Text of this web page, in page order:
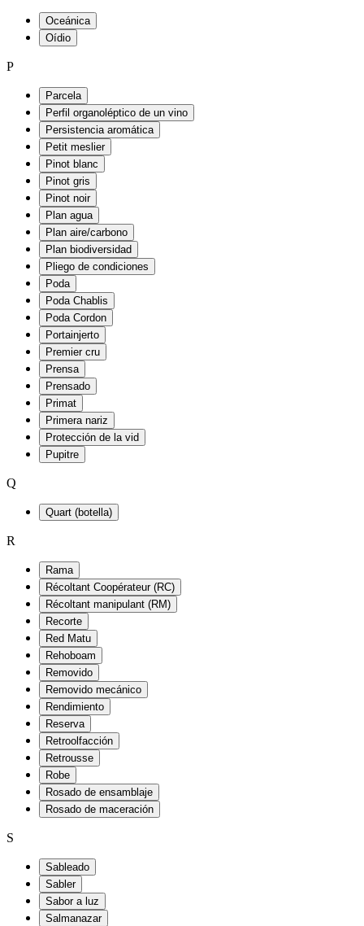
Oceánica
Oídio
P
Parcela
Perfil organoléptico de un vino
Persistencia aromática
Petit meslier
Pinot blanc
Pinot gris
Pinot noir
Plan agua
Plan aire/carbono
Plan biodiversidad
Pliego de condiciones
Poda
Poda Chablis
Poda Cordon
Portainjerto
Premier cru
Prensa
Prensado
Primat
Primera nariz
Protección de la vid
Pupitre
Q
Quart (botella)
R
Rama
Récoltant Coopérateur (RC)
Récoltant manipulant (RM)
Recorte
Red Matu
Rehoboam
Removido
Removido mecánico
Rendimiento
Reserva
Retroolfacción
Retrousse
Robe
Rosado de ensamblaje
Rosado de maceración
S
Sableado
Sabler
Sabor a luz
Salmanazar